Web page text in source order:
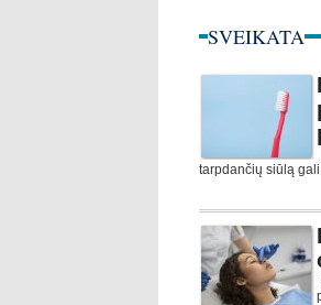
SVEIKATA
tarpdančių siūlą